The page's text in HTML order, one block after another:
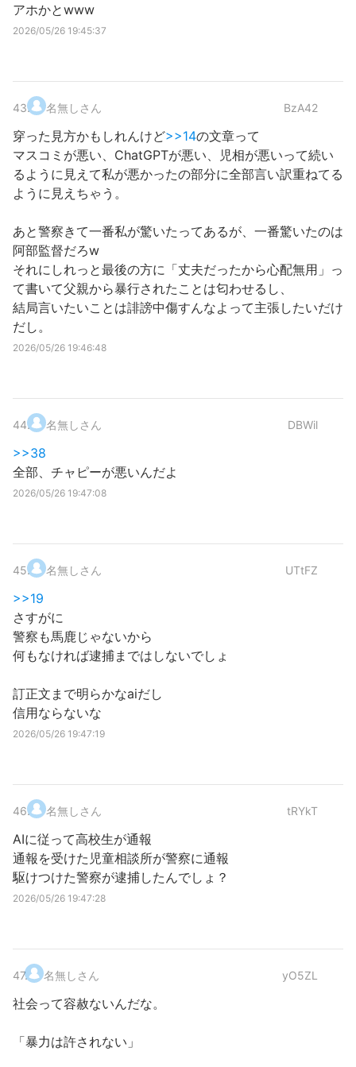
アホかとwww
2026/05/26 19:45:37
43. 名無しさん BzA42
穿った見方かもしれんけど>>14の文章って
マスコミが悪い、ChatGPTが悪い、児相が悪いって続い
るように見えて私が悪かったの部分に全部言い訳重ねてる
ように見えちゃう。
あと警察きて一番私が驚いたってあるが、一番驚いたのは
阿部監督だろw
それにしれっと最後の方に「丈夫だったから心配無用」っ
て書いて父親から暴行されたことは匂わせるし、
結局言いたいことは誹謗中傷すんなよって主張したいだけ
だし。
2026/05/26 19:46:48
44. 名無しさん DBWil
>>38
全部、チャピーが悪いんだよ
2026/05/26 19:47:08
45. 名無しさん UTtFZ
>>19
さすがに
警察も馬鹿じゃないから
何もなければ逮捕まではしないでしょ
訂正文まで明らかなaiだし
信用ならないな
2026/05/26 19:47:19
46. 名無しさん tRYkT
AIに従って高校生が通報
通報を受けた児童相談所が警察に通報
駆けつけた警察が逮捕したんでしょ？
2026/05/26 19:47:28
47. 名無しさん yO5ZL
社会って容赦ないんだな。
「暴力は許されない」